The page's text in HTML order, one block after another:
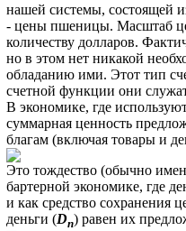
нашей системы, состоящей
- цены пшеницы. Масштаб
количеству долларов.
но в этом нет никакой
обладанию ими. Этот тип
счетной функции они
В экономике, где
суммарная ценность
благам (включая товары и
Это тождество (обычно
бартерной экономике, где
и как средство сохранения
деньги (Dn) равен их